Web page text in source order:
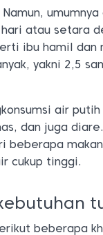
umumnya
atau setara
ibu hamil dan
yakni 2,5
air
dan juga
beberapa
cukup tinggi.
beberapa